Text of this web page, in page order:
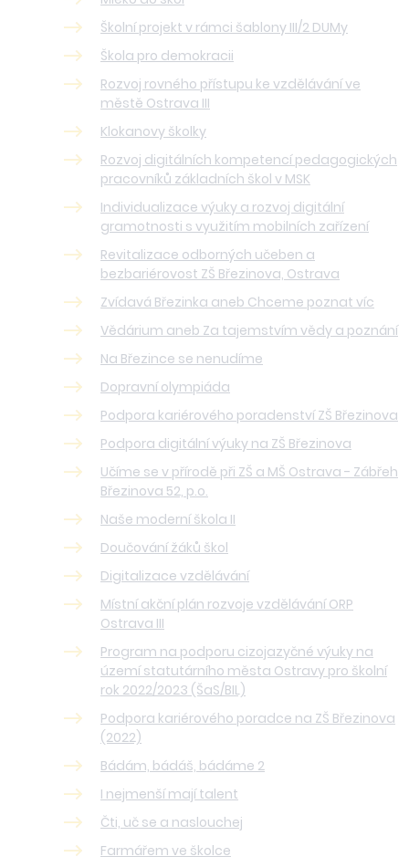
Školní projekt v rámci šablony III/2 DUMy
Škola pro demokracii
Rozvoj rovného přístupu ke vzdělávání ve
městě Ostrava III
Klokanovy školky
Rozvoj digitálních kompetencí pedagogických
pracovníků základních škol v MSK
Individualizace výuky a rozvoj digitální
gramotnosti s využitím mobilních zařízení
Revitalizace odborných učeben a
bezbariérovost ZŠ Březinova, Ostrava
Zvídavá Březinka aneb Chceme poznat víc
Vědárium aneb Za tajemstvím vědy a poznání
Na Březince se nenudíme
Dopravní olympiáda
Podpora kariérového poradenství ZŠ Březinova
Podpora digitální výuky na ZŠ Březinova
Učíme se v přírodě při ZŠ a MŠ Ostrava - Zábřeh
Březinova 52, p.o.
Naše moderní škola II
Doučování žáků škol
Digitalizace vzdělávání
Místní akční plán rozvoje vzdělávání ORP
Ostrava III
Program na podporu cizojazyčné výuky na
území statutárního města Ostravy pro školní
rok 2022/2023 (ŠaS/BIL)
Podpora kariérového poradce na ZŠ Březinova
(2022)
Bádám, bádáš, bádáme 2
I nejmenší mají talent
Čti, uč se a naslouchej
Farmářem ve školce